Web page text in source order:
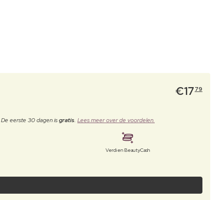
€17 79
De eerste 30 dagen isgratis. Lees meer over de voordelen.
Verdien BeautyCash